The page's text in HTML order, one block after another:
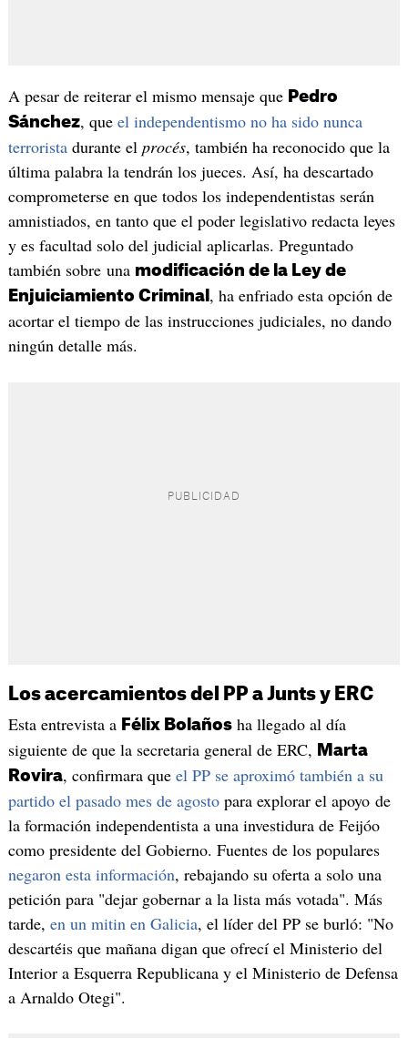
A pesar de reiterar el mismo mensaje que Pedro
Sánchez, que el independentismo no ha sido nunca
terroristadurante el procés, también ha reconocido que la
última palabra la tendrán los jueces. Así, ha descartado
comprometerse en que todos los independentistas serán
amnistiados, en tanto que el poder legislativo redacta leyes
y es facultad solo del judicial aplicarlas. Preguntado
también sobre una modificación de la Ley de
Enjuiciamiento Criminal , ha enfriado esta opción de
acortar el tiempo de las instrucciones judiciales, no dando
ningún detalle más.
Los acercamientos del PP a Junts y ERC
Esta entrevista a Félix Bolañosha llegado al día
siguiente de que la secretaria general de ERC,
Marta
Rovira, confirmara que el PP se aproximó también a su
partido el pasado mes de agostopara explorar el apoyo de
la formación independentista a una investidura de Feijóo
como presidente del Gobierno. Fuentes de los populares
negaron esta información, rebajando su oferta a solo una
petición para "dejar gobernar a la lista más votada". Más
tarde, en un mitin en Galicia, el líder del PP se burló: "No
descartéis que mañana digan que ofrecí el Ministerio del
Interior a Esquerra Republicana y el Ministerio de Defensa
a Arnaldo Otegi".